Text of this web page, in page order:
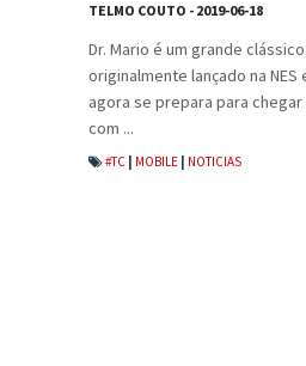
TELMO COUTO - 2019-06-18
Dr. Mario é um grande
originalmente lançado na NES
agora se prepara para
com ...
#TC MOBILE NOTICIAS